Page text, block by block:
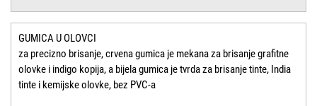
GUMICA U OLOVCI
za precizno brisanje, crvena gumica je mekana za brisanje grafitne
olovke i indigo kopija, a bijela gumica je tvrda za brisanje tinte, India
tinte i kemijske olovke, bez PVC-a